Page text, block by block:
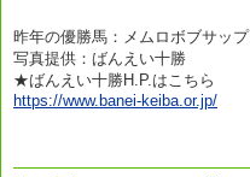
昨年の優勝馬：メムロボブサップ
写真提供：ばんえい十勝
★ばんえい十勝H.P.はこちら
https://www.banei-keiba.or.jp/